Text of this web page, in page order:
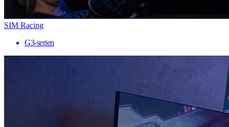
SIM Racing
G3-serien